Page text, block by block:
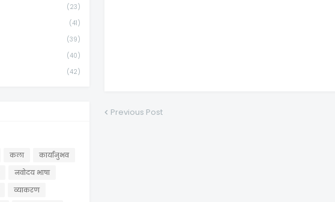
Previous Post
(23)
(41)
(39)
(40)
(42)
कला
कार्यानुभव
नवोदय भाषा
व्याकरण